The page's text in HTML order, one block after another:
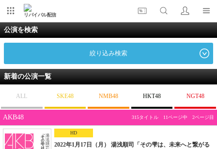
リバイバル配信
公演を検索
絞り込み検索
新着の公演一覧
ALL SKE48 NMB48 HKT48 NGT48
AKB48 315タイトル 11ページ中 2ページ目
HD
2022年1月17日（月） 湯浅順司「その雫は、未来へと繋がる